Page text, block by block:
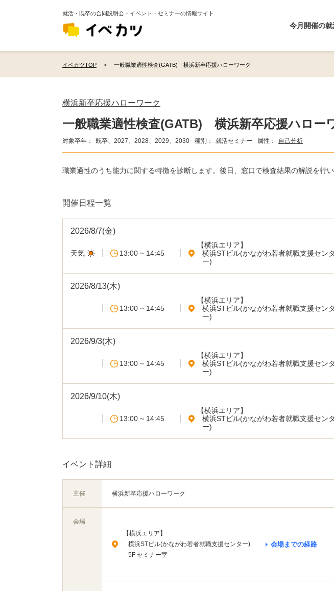
就活・既卒の合同説明会・イベント・セミナーの情報サイト
今月開催の就
イベカツTOP 一般職業適性検査(GATB) 横浜新卒応援ハローワーク
横浜新卒応援ハローワーク
一般職業適性検査(GATB) 横浜新卒応援ハロー
対象卒年： 既卒、2027、2028、2029、2030 種別： 就活セミナー 属性： 自己分析
職業適性のうち能力に関する特徴を診断します。後日、窓口で検査結果の解説を行い
開催日程一覧
2026/8/7(金)
天気 13:00 ~ 14:45
【横浜エリア】
横浜STビル(かながわ若者就職支援センタ
ー)
2026/8/13(木)
13:00 ~ 14:45
【横浜エリア】
横浜STビル(かながわ若者就職支援センタ
ー)
2026/9/3(木)
13:00 ~ 14:45
【横浜エリア】
横浜STビル(かながわ若者就職支援センタ
ー)
2026/9/10(木)
13:00 ~ 14:45
【横浜エリア】
横浜STビル(かながわ若者就職支援センタ
ー)
イベント詳細
主催 横浜新卒応援ハローワーク
会場
【横浜エリア】
横浜STビル(かながわ若者就職支援センター)
5F セミナー室
会場までの経路